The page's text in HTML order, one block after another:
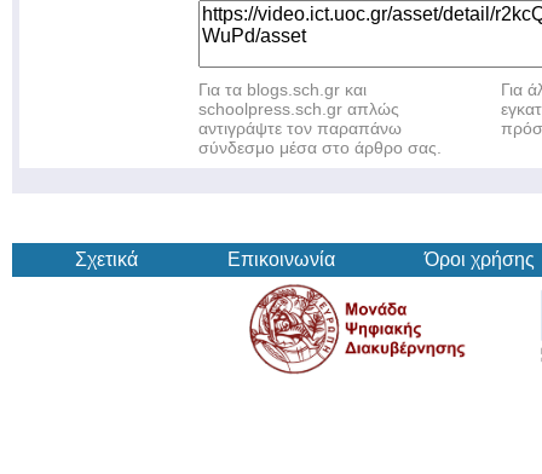
Για τα blogs.sch.gr και
schoolpress.sch.gr απλώς
αντιγράψτε τον παραπάνω
σύνδεσμο μέσα στο άρθρο σας.
Για
Σχετικά Επικοινωνία Όροι χρήσης